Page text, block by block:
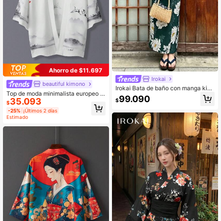
Ahorro de $11.697
beautiful kimono
Top de moda minimalista europeo &
americano, diseño de nicho con est
ampado retro japonés de montaña y
agua, haori tipo cover up, disfraz pa
ra actuación grupal, blanco, otoño
$35.093
-25% ¡Últimos 2 días
Estimado
Irokai
Irokai Bata de baño con manga kim
ono y vestido camisola con estamp
ado floral Yukata
$99.090